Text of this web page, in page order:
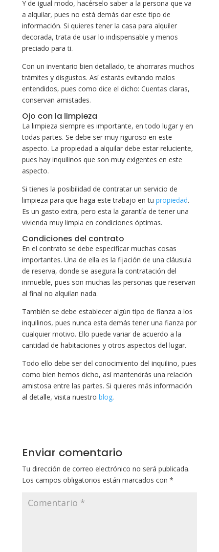
Y de igual modo, hacérselo saber a la persona que va
a alquilar, pues no está demás dar este tipo de
información. Si quieres tener la casa para alquiler
decorada, trata de usar lo indispensable y menos
preciado para ti.
Con un inventario bien detallado, te ahorraras muchos
trámites y disgustos. Así estarás evitando malos
entendidos, pues como dice el dicho: Cuentas claras,
conservan amistades.
Ojo con la limpieza
La limpieza siempre es importante, en todo lugar y en
todas partes. Se debe ser muy riguroso en este
aspecto. La propiedad a alquilar debe estar reluciente,
pues hay inquilinos que son muy exigentes en este
aspecto.
Si tienes la posibilidad de contratar un servicio de
limpieza para que haga este trabajo en tu propiedad.
Es un gasto extra, pero esta la garantía de tener una
vivienda muy limpia en condiciones óptimas.
Condiciones del contrato
En el contrato se debe especificar muchas cosas
importantes. Una de ella es la fijación de una cláusula
de reserva, donde se asegura la contratación del
inmueble, pues son muchas las personas que reservan
al final no alquilan nada.
También se debe establecer algún tipo de fianza a los
inquilinos, pues nunca esta demás tener una fianza por
cualquier motivo. Ello puede variar de acuerdo a la
cantidad de habitaciones y otros aspectos del lugar.
Todo ello debe ser del conocimiento del inquilino, pues
como bien hemos dicho, así mantendrás una relación
amistosa entre las partes. Si quieres más información
al detalle, visita nuestro blog.
Enviar comentario
Tu dirección de correo electrónico no será publicada.
Los campos obligatorios están marcados con *